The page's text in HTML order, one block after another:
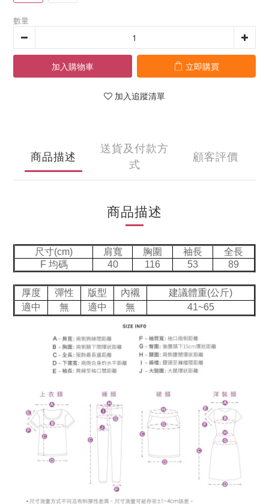
數量
加入購物車 立即購買
加入追蹤清單
商品描述
送貨及付款方
式
顧客評價
商品描述
尺寸(cm) 肩寬 胸圍 袖長
全長
F 均碼
40 116 53 89
厚度 彈性 版型 內襯
建議體重(公斤)
適中
無 適中 無 41~65